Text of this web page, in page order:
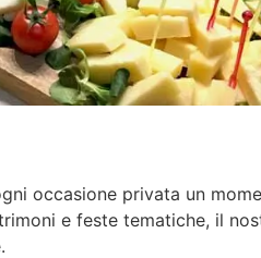
occasione privata un
e feste tematiche, il
.